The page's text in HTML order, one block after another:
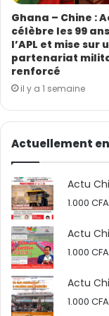
Ghana – Chine :
célèbre les 99
l’APL et mise sur
partenariat
renforcé
il y a 1 semaine
Actuellement
Actu
1.000 CFA
Actu
1.000 CFA
Actu
1.000 CFA